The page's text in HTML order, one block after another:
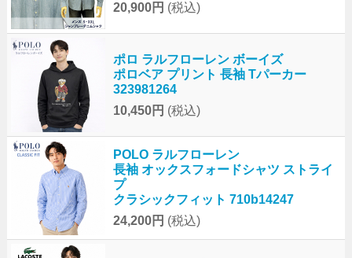
20,900円 (税込)
ポロ ラルフローレン ボーイズ
ポロベア プリント 長袖 Tパーカー
323981264
10,450円 (税込)
POLO ラルフローレン
長袖 オックスフォードシャツ ストライ
プ
クラシックフィット 710b14247
24,200円 (税込)